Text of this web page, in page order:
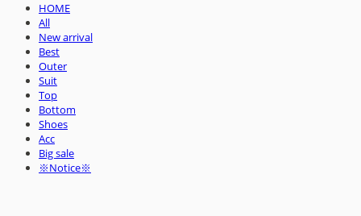
HOME
All
New arrival
Best
Outer
Suit
Top
Bottom
Shoes
Acc
Big sale
※Notice※